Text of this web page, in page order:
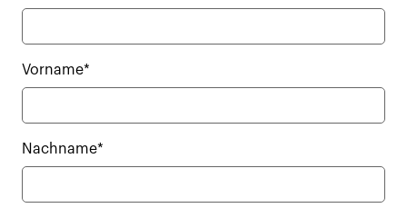
Vorname*
Nachname*